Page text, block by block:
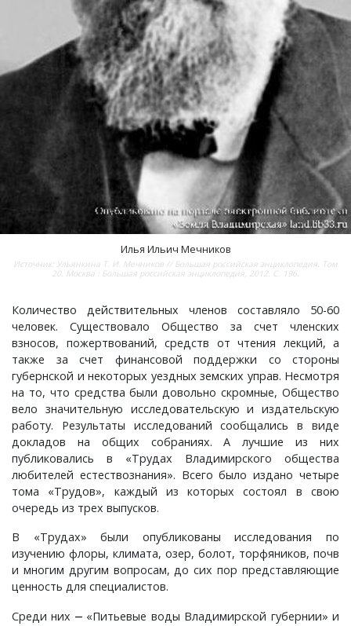
Илья Иль­ич Мечников
Источник: Ульянкина Т. И. Мечников // Большая российская энциклопедия. Том
20. Москва : Большая российская энциклопедия, 2012. С. 196.
Количество действительных членов составляло 50-60
человек. Существовало Общество за счет членских
взносов, пожертвований, средств от чтения лекций, а
также за счет финансовой поддержки со стороны
губернской и некоторых уездных земских управ. Несмотря
на то, что средства были довольно скромные, Общество
вело значительную исследовательскую и издательскую
работу. Результаты исследований сообщались в виде
докладов на общих собраниях. А лучшие из них
публиковались в «Трудах Владимирского общества
любителей естествознания». Всего было издано четыре
тома «Трудов», каждый из которых состоял в свою
очередь из трех выпусков.
В «Трудах» были опубликованы исследования по
изучению флоры, климата, озер, болот, торфяников, почв
и многим другим вопросам, до сих пор представляющие
ценность для специалистов.
Среди них –«Питьевые воды Владимирской губернии» и
Новки, поселок
Новосёлка, деревня
Остров, деревня
Палашкино, село
Патакино, село
Пенкино, деревня
Пищихино , деревня
Плясицыно, деревня
Пожарницы, деревня
Полушино, деревня
Приволье, деревня
Ручкино, деревня
Рябиновка, деревня
Ряхово, село